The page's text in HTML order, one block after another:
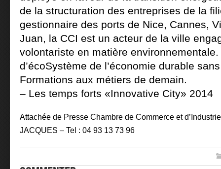
de la structuration des entreprises de la
gestionnaire des ports de Nice, Cannes,
Juan, la CCI est un acteur de la ville
volontariste en matière
d’écoSystème de l’économie durable
Formations aux métiers de demain.
– Les temps forts «Innovative City» 2014
Attachée de Presse Chambre de Commerce et
JACQUES – Tel : 04 93 13 73 96